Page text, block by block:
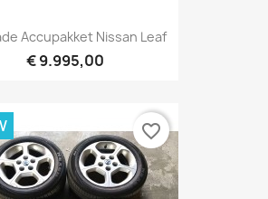
Accupakket Nissan Leaf
€ 9.995,00
favorite_border